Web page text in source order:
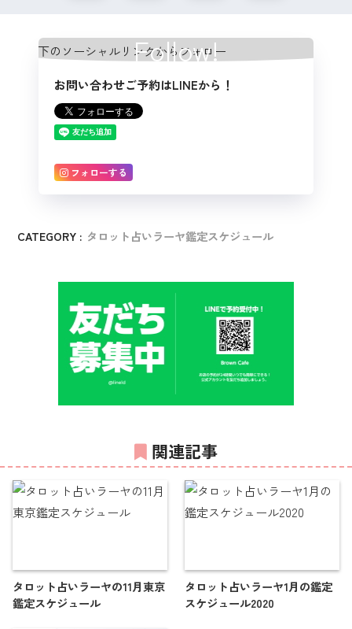
Follow!
お問い合わせご予約はLINEから！
フォローする
CATEGORY : タロット占いラーヤ鑑定スケジュール
関連記事
タロット占いラーヤの11月東京
鑑定スケジュール
タロット占いラーヤ1月の鑑定
スケジュール2020